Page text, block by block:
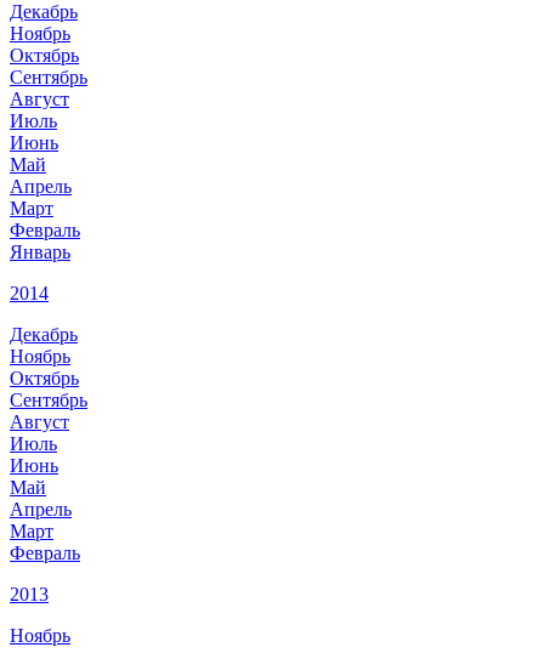
Декабрь
Ноябрь
Октябрь
Сентябрь
Август
Июль
Июнь
Май
Апрель
Март
Февраль
Январь
2014
Декабрь
Ноябрь
Октябрь
Сентябрь
Август
Июль
Июнь
Май
Апрель
Март
Февраль
2013
Ноябрь